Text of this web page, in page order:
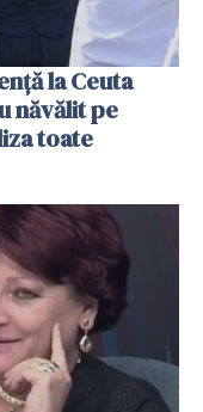
la Ceuta
năvălit pe
toate